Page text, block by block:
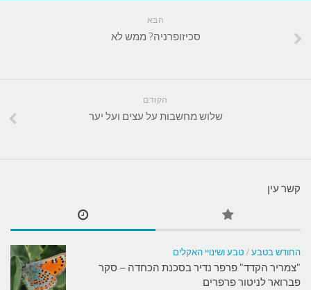
הבא
סכיזופרניה? ממש לא
הקודם
שלוש מחשבות על עצים ועל יער
קשר עין
החודש בטבע / טבע ושינויי האקלים
"צמריר הקדד" פרפר נדיר בסכנת הכחדה – סקר
פברואר לניטור פרפרים